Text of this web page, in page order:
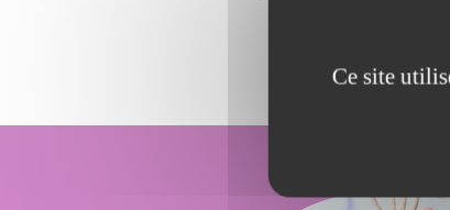
Ce site